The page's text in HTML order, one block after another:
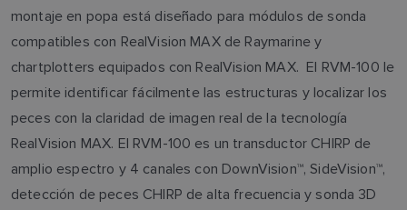
montaje en popa está diseñado para módulos de sonda
compatibles con RealVision MAX de Raymarine y
chartplotters equipados con RealVision MAX. El RVM-100 le
permite identificar fácilmente las estructuras y localizar los
peces con la claridad de imagen real de la tecnología
RealVision MAX. El RVM-100 es un transductor CHIRP de
amplio espectro y 4 canales con DownVision™, SideVision™,
detección de peces CHIRP de alta frecuencia y sonda 3D